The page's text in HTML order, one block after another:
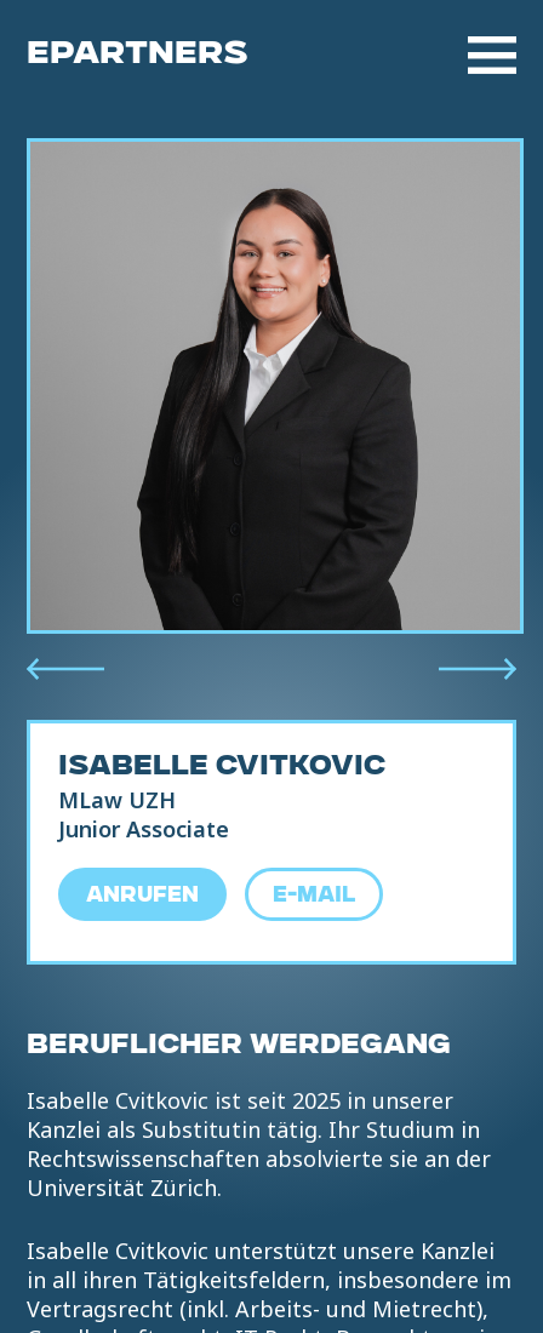
EPARTNERS
ISABELLE CVITKOVIC
MLaw UZH
Junior Associate
ANRUFEN E-MAIL
BERUFLICHER WERDEGANG
Isabelle Cvitkovic ist seit 2025 in unserer
Kanzlei als Substitutin tätig. Ihr Studium in
Rechtswissenschaften absolvierte sie an der
Universität Zürich.
Isabelle Cvitkovic unterstützt unsere Kanzlei
in all ihren Tätigkeitsfeldern, insbesondere im
Vertragsrecht (inkl. Arbeits- und Mietrecht),